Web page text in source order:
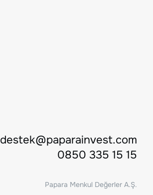
destek@paparainvest.com
0850 335 15 15
Papara Menkul Değerler A.Ş.